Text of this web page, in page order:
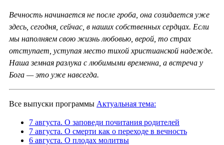
Вечность начинается не после гроба, она созидается уже
здесь, сегодня, сейчас, в наших собственных сердцах. Если
мы наполняем свою жизнь любовью, верой, то страх
отступает, уступая место тихой христианской надежде.
Наша земная разлука с любимыми временна, а встреча у
Бога — это уже навсегда.
Все выпуски программы Актуальная тема:
7 августа. О заповеди почитания родителей
7 августа. О смерти как о переходе в вечность
6 августа. О плодах молитвы